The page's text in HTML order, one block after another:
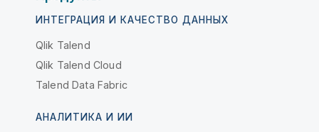
ИНТЕГРАЦИЯ И КАЧЕСТВО ДАННЫХ
Qlik Talend
Qlik Talend Cloud
Talend Data Fabric
АНАЛИТИКА И ИИ